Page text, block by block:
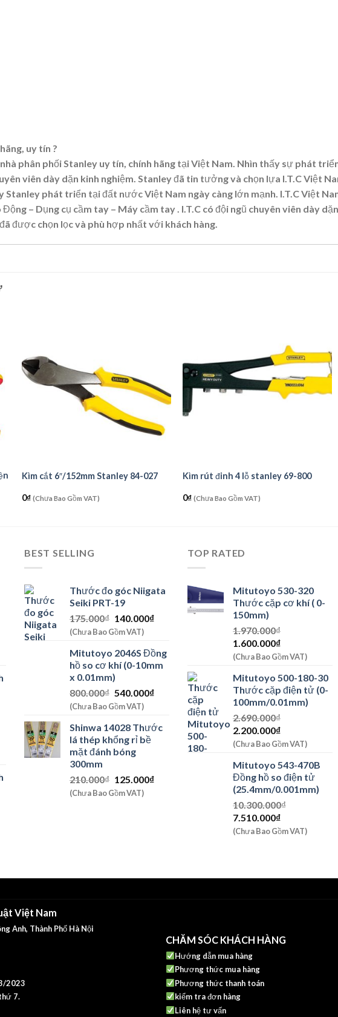
uy tín ?
phân phối Stanley uy tín, chính hãng tại Việt Nam. Nhìn thấy sự phát
viên dày dặn kinh nghiệm. Stanley đã tin tưởng và chọn lựa I.T.C Việt
Stanley phát triển tại đất nước Việt Nam ngày càng lớn mạnh. I.T.C Việt
– Dụng cụ cầm tay – Máy cầm tay . I.T.C có đội ngũ chuyên viên dày
được chọn lọc và phù hợp nhất với khách hàng.
Kìm cắt 6″/152mm Stanley 84-027
0₫ (Chưa Bao Gồm VAT)
Kìm rút đinh 4 lỗ stanley 69-800
0₫ (Chưa Bao Gồm VAT)
BEST SELLING
Thước đo góc Niigata
Seiki PRT-19
175.000₫ Giá
gốc
175.000₫.
140.000₫Giá
là:
140.000₫.
(Chưa Bao Gồm VAT)
Mitutoyo 2046S Đồng
hồ so cơ khí (0-10mm
x 0.01mm)
800.000₫ Giá
gốc
800.000₫.
540.000₫Giá
là:
540.000₫.
(Chưa Bao Gồm VAT)
Shinwa 14028 Thước
lá thép khổng rỉ bề
mặt đánh bóng
300mm
210.000₫ Giá
gốc
125.000₫Giá
(Chưa Bao Gồm VAT)
TOP RATED
Mitutoyo 530-320
Thước cặp cơ khí ( 0-
150mm)
1.970.000₫
Giá
gốc
1.970.000₫.
1.600.000₫Giá
hiện
là:
1.600.000₫.
(Chưa Bao Gồm VAT)
Mitutoyo 500-180-30
Thước cặp điện tử (0-
100mm/0.01mm)
2.690.000₫
Giá
gốc
2.690.000₫.
2.200.000₫Giá
hiện
là:
2.200.000₫.
(Chưa Bao Gồm VAT)
Mitutoyo 543-470B
Đồng hồ so điện tử
(25.4mm/0.001mm)
10.300.000₫
Giá
gốc
7.510.000₫Giá
hiện
(Chưa Bao Gồm VAT)
Việt Nam
Anh, Thành Phố Hà Nội
2023
7.
CHĂM SÓC KHÁCH HÀNG
Hướng dẫn mua hàng
Phương thức mua hàng
Phương thức thanh toán
kiểm tra đơn hàng
Liên hệ tư vấn